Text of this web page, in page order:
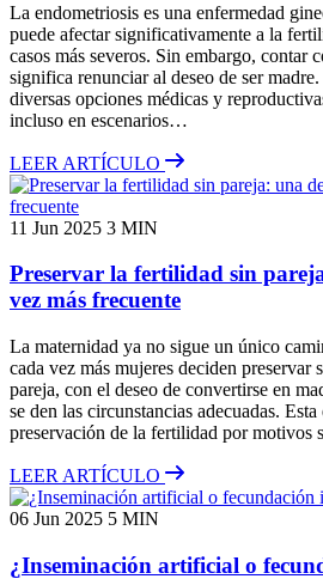
La endometriosis es una enfermedad
puede afectar significativamente a la
casos más severos. Sin embargo, contar
significa renunciar al deseo de ser
diversas opciones médicas y
incluso en escenarios…
LEER ARTÍCULO
11 Jun 2025 3 MIN
Preservar la fertilidad sin
vez más frecuente
La maternidad ya no sigue un único
cada vez más mujeres deciden preservar
pareja, con el deseo de convertirse en
se den las circunstancias adecuadas.
preservación de la fertilidad por motivos
LEER ARTÍCULO
06 Jun 2025 5 MIN
¿Inseminación artificial o